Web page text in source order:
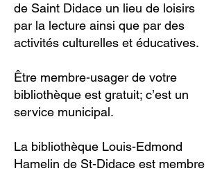
de Saint Didace un lieu de loisirs
par la lecture ainsi que par des
activités culturelles et éducatives.
Être membre-usager de votre
bibliothèque est gratuit; c’est un
service municipal.
La bibliothèque Louis-Edmond
Hamelin de St-Didace est membre